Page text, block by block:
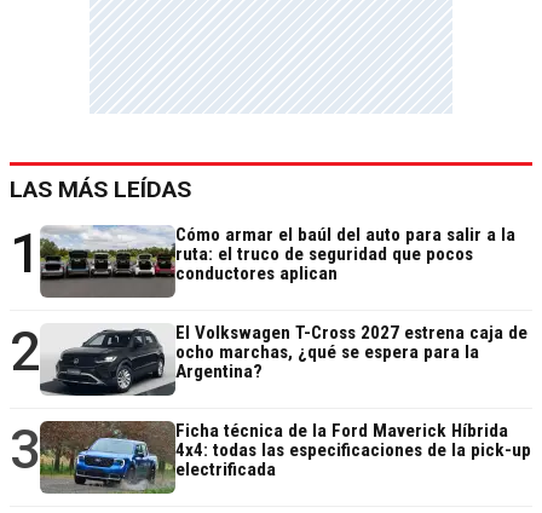
LAS MÁS LEÍDAS
1
Cómo armar el baúl del auto para salir a la
ruta: el truco de seguridad que pocos
conductores aplican
2
El Volkswagen T-Cross 2027 estrena caja de
ocho marchas, ¿qué se espera para la
Argentina?
3
Ficha técnica de la Ford Maverick Híbrida
4x4: todas las especificaciones de la pick-up
electrificada